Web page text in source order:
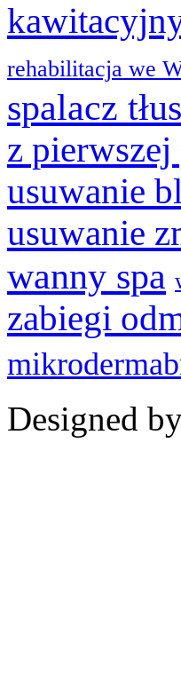
rehabilitacja we
spalacz
z
usuwanie
usuwanie
wanny spa
zabiegi
Designed